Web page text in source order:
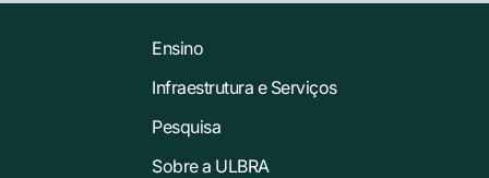
Ensino
Infraestrutura e Serviços
Pesquisa
Sobre a ULBRA